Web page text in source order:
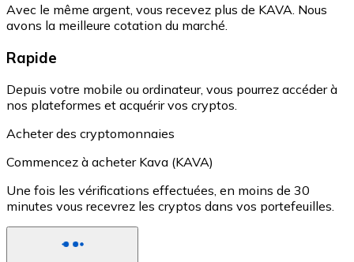
Avec le même argent, vous recevez plus de KAVA. Nous
avons la meilleure cotation du marché.
Rapide
Depuis votre mobile ou ordinateur, vous pourrez accéder à
nos plateformes et acquérir vos cryptos.
Acheter des cryptomonnaies
Commencez à acheter Kava (KAVA)
Une fois les vérifications effectuées, en moins de 30
minutes vous recevrez les cryptos dans vos portefeuilles.